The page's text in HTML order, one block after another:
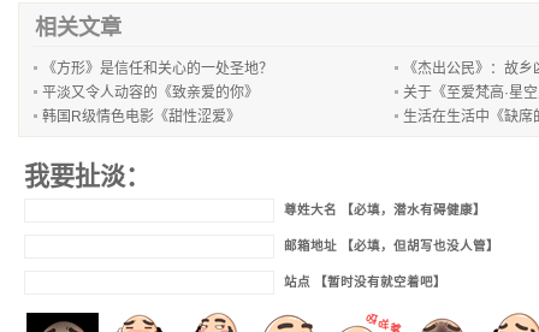
相关文章
《方形》是信任和关心的一处圣地？
《杰出公民》：故乡
平淡又令人动容的《致亲爱的你》
关于《至爱梵高·星
韩国R级情色电影《甜性涩爱》
生活在生活中《缺席
我要扯淡：
尊姓大名 【必填，潜水有碍健康】
邮箱地址 【必填，但胡写也没人管】
站点 【暂时没有就空着吧】